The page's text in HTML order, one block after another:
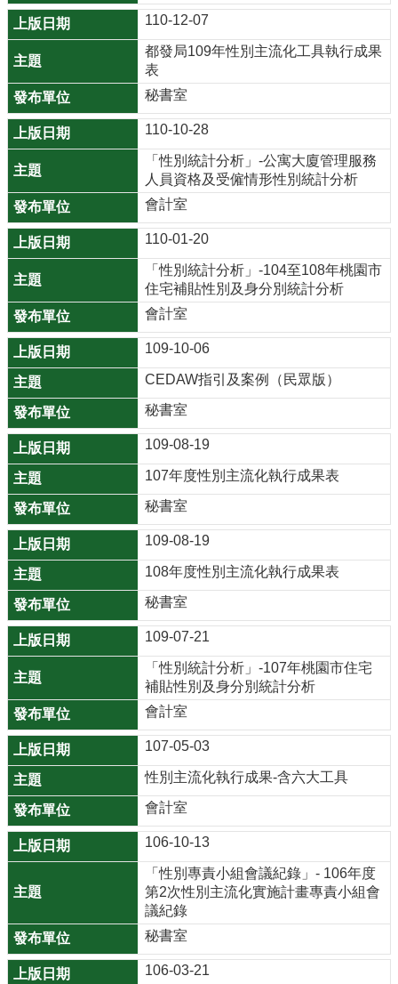
務
專
區
都
市
計
畫
回
首
頁
網
站
導
覽
市
政
信
箱
E
n
g
l
i
s
h
桃
園
市
政
府
F
a
c
e
b
o
I
n
110-12-07
都發局109年性別主流化工具執行成果
表
秘書室
110-10-28
「性別統計分析」-公寓大廈管理服務
人員資格及受僱情形性別統計分析
會計室
110-01-20
「性別統計分析」-104至108年桃園市
住宅補貼性別及身分別統計分析
會計室
109-10-06
CEDAW指引及案例（民眾版）
秘書室
109-08-19
107年度性別主流化執行成果表
秘書室
109-08-19
108年度性別主流化執行成果表
秘書室
109-07-21
「性別統計分析」-107年桃園市住宅
補貼性別及身分別統計分析
會計室
107-05-03
性別主流化執行成果-含六大工具
會計室
106-10-13
「性別專責小組會議紀錄」- 106年度
第2次性別主流化實施計畫專責小組會
議紀錄
秘書室
106-03-21